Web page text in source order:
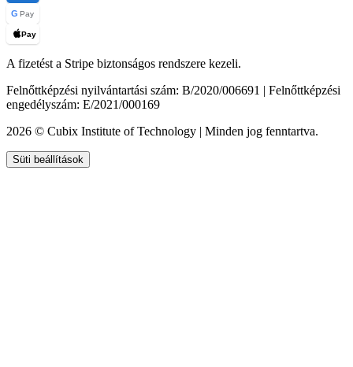
G Pay
Pay
A fizetést a Stripe biztonságos rendszere kezeli.
Felnőttképzési nyilvántartási szám: B/2020/006691 | Felnőttképzési
engedélyszám: E/2021/000169
2026 © Cubix Institute of Technology | Minden jog fenntartva.
Süti beállítások